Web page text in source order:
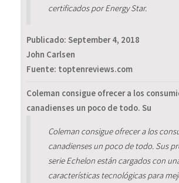
certificados por Energy Star.
Publicado: September 4, 2018
John Carlsen
Fuente: toptenreviews.com
Coleman consigue ofrecer a los
canadienses un poco de todo. Su
Coleman consigue ofrecer a los
canadienses un poco de todo. Sus
serie Echelon están cargados con
características tecnológicas para